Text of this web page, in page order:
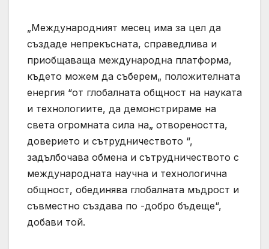
„Международният месец има за цел да
създаде непрекъсната, справедлива и
приобщаваща международна платформа,
където можем да съберем„ положителната
енергия “от глобалната общност на науката
и технологиите, да демонстрираме на
света огромната сила на„ отвореността,
доверието и сътрудничеството “,
задълбочава обмена и сътрудничеството с
международната научна и технологична
общност, обединява глобалната мъдрост и
съвместно създава по -добро бъдеще“,
добави той.